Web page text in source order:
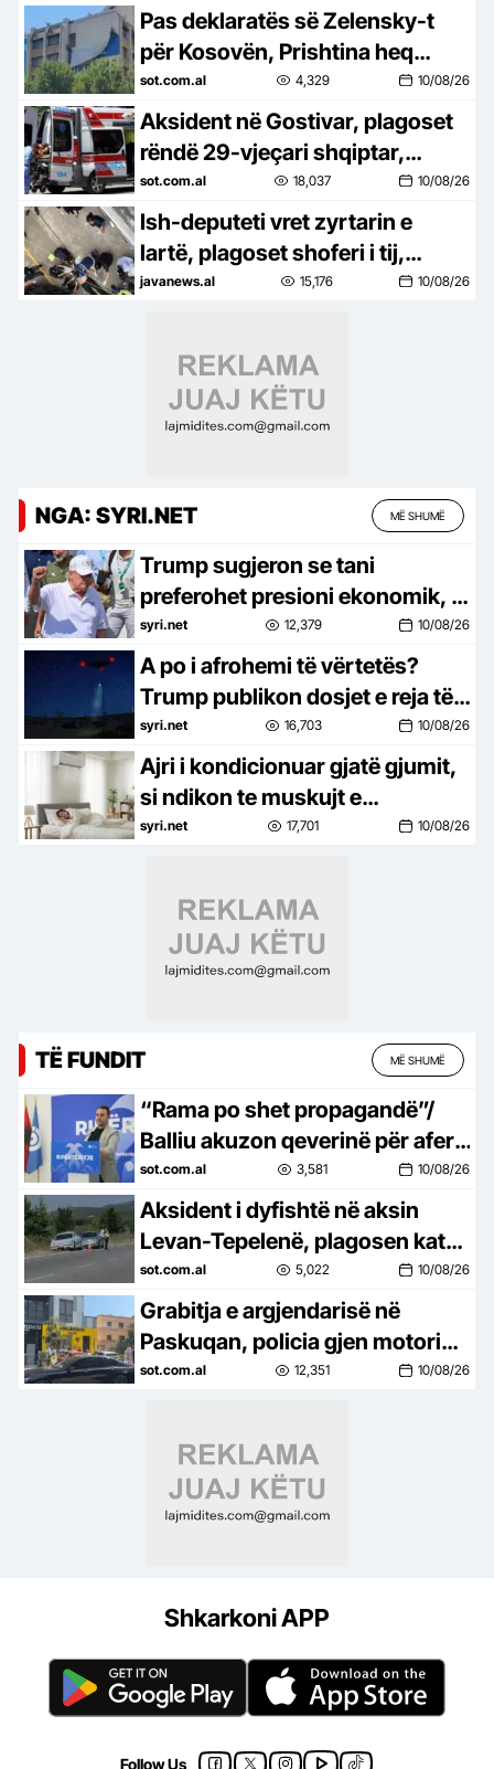
Pas deklaratës së Zelensky-t
për Kosovën, Prishtina heq
banderolën me mbishkrimin
‘Free Ukraine’
sot.com.al 4,329 10/08/26
Aksident në Gostivar, plagoset
rëndë 29-vjeçari shqiptar,
humbi kontrollin e motorit në
aksin Gostivar-Kërçovë
sot.com.al 18,037 10/08/26
Ish-deputeti vret zyrtarin e
lartë, plagoset shoferi i tij,
mediat publikojnë pamjet
javanews.al 15,176 10/08/26
NGA: SYRI.NET MË SHUMË
Trump sugjeron se tani
preferohet presioni ekonomik, jo
ushtarak, ndaj Iranit
syri.net 12,379 10/08/26
A po i afrohemi të vërtetës?
Trump publikon dosjet e reja të
UFO-ve, këto janë rastet më të
çuditshme
syri.net 16,703 10/08/26
Ajri i kondicionuar gjatë gjumit,
si ndikon te muskujt e
këmbëve?
syri.net 17,701 10/08/26
TË FUNDIT MË SHUMË
“Rama po shet propagandë”/
Balliu akuzon qeverinë për aferë
me industrinë ushtarake:
“Timak Defence” e Rony Yefet…
sot.com.al 3,581 10/08/26
Aksident i dyfishtë në aksin
Levan-Tepelenë, plagosen katër
persona
sot.com.al 5,022 10/08/26
Grabitja e argjendarisë në
Paskuqan, policia gjen motorin
e përdorur nga autorët
sot.com.al 12,351 10/08/26
Shkarkoni APP
Follow Us